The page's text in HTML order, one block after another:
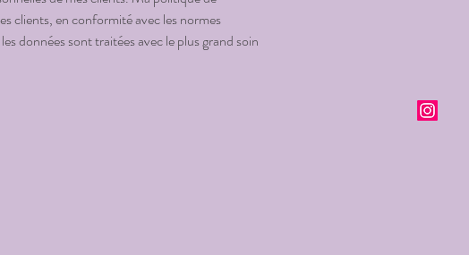
clients, en conformité avec les normes
données sont traitées avec le plus grand soin